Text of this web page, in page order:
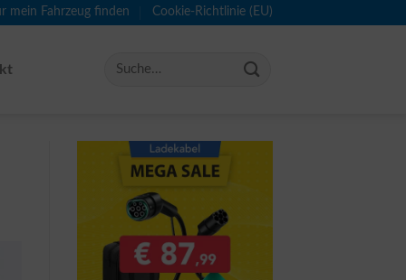
mein Fahrzeug finden Cookie-Richtlinie (EU)